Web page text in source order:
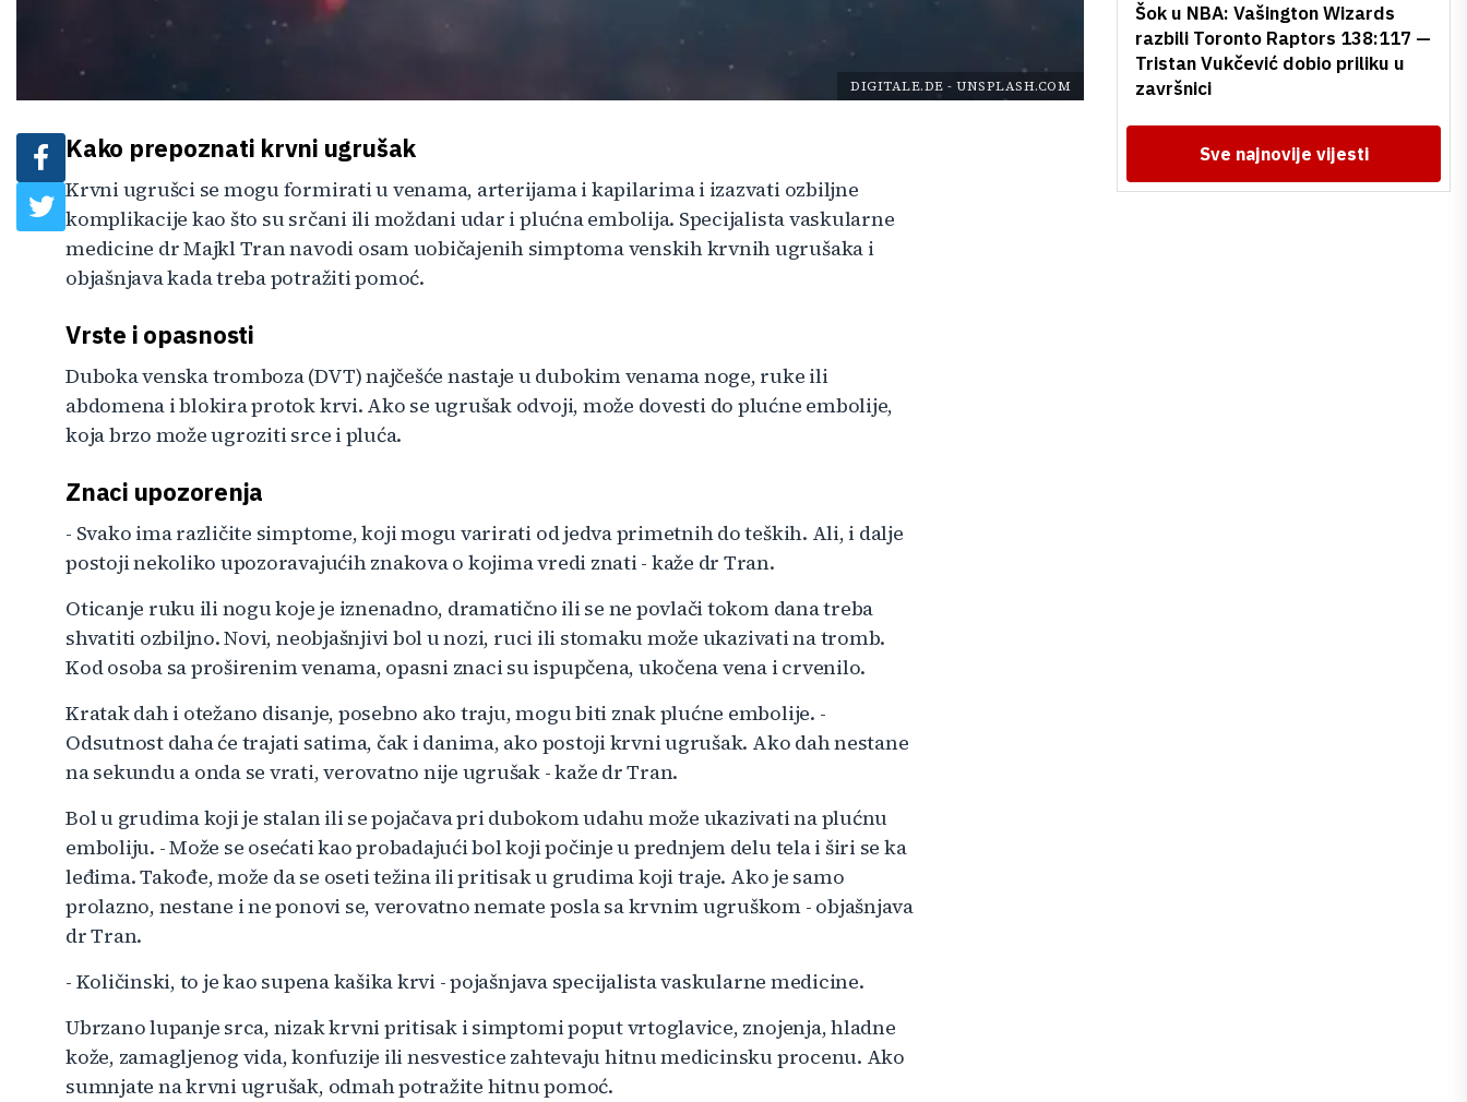
DIGITALE.DE - UNSPLASH.COM
Kako prepoznati krvni ugrušak
Krvni ugrušci se mogu formirati u venama, arterijama i kapilarima i izazvati ozbiljne
komplikacije kao što su srčani ili moždani udar i plućna embolija. Specijalista vaskularne
medicine dr Majkl Tran navodi osam uobičajenih simptoma venskih krvnih ugrušaka i
objašnjava kada treba potražiti pomoć.
Vrste i opasnosti
Duboka venska tromboza (DVT) najčešće nastaje u dubokim venama noge, ruke ili
abdomena i blokira protok krvi. Ako se ugrušak odvoji, može dovesti do plućne embolije,
koja brzo može ugroziti srce i pluća.
Znaci upozorenja
- Svako ima različite simptome, koji mogu varirati od jedva primetnih do teških. Ali, i dalje
postoji nekoliko upozoravajućih znakova o kojima vredi znati - kaže dr Tran.
Oticanje ruku ili nogu koje je iznenadno, dramatično ili se ne povlači tokom dana treba
shvatiti ozbiljno. Novi, neobjašnjivi bol u nozi, ruci ili stomaku može ukazivati na tromb.
Kod osoba sa proširenim venama, opasni znaci su ispupčena, ukočena vena i crvenilo.
Kratak dah i otežano disanje, posebno ako traju, mogu biti znak plućne embolije. -
Odsutnost daha će trajati satima, čak i danima, ako postoji krvni ugrušak. Ako dah nestane
na sekundu a onda se vrati, verovatno nije ugrušak - kaže dr Tran.
Bol u grudima koji je stalan ili se pojačava pri dubokom udahu može ukazivati na plućnu
emboliju. - Može se osećati kao probadajući bol koji počinje u prednjem delu tela i širi se ka
leđima. Takođe, može da se oseti težina ili pritisak u grudima koji traje. Ako je samo
prolazno, nestane i ne ponovi se, verovatno nemate posla sa krvnim ugruškom - objašnjava
dr Tran.
- Količinski, to je kao supena kašika krvi - pojašnjava specijalista vaskularne medicine.
Ubrzano lupanje srca, nizak krvni pritisak i simptomi poput vrtoglavice, znojenja, hladne
kože, zamagljenog vida, konfuzije ili nesvestice zahtevaju hitnu medicinsku procenu. Ako
sumnjate na krvni ugrušak, odmah potražite hitnu pomoć.
Šok u NBA: Vašington Wizards
razbili Toronto Raptors 138:117 —
Tristan Vukčević dobio priliku u
završnici
Sve najnovije vijesti